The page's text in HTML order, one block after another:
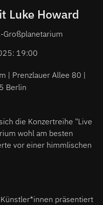
Luke Howard
Großplanetarium
19:00
| Prenzlauer Allee 80 |
Berlin
die Konzertreihe "Live
wohl am besten
vor einer himmlischen
präsentiert